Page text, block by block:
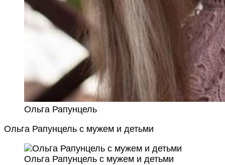
Ольга Рапунцель
Ольга Рапунцель с мужем и детьми
Ольга Рапунцель с мужем и детьми